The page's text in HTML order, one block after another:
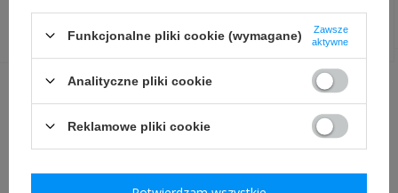
139,00 zł 18,00 zł
INNI Z TYM PRODUKTEM KUPILI
TAKŻE:
Funkcjonalne pliki cookie (wymagane)
Zawsze
aktywne
Analityczne pliki cookie
Reklamowe pliki cookie